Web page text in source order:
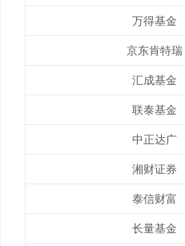
万得基金
京东肯特瑞
汇成基金
联泰基金
中正达广
湘财证券
泰信财富
长量基金